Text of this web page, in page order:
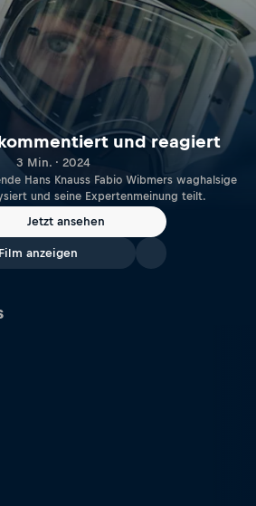
kommentiert und reagiert
3 Min. · 2024
Hans Knauss Fabio Wibmers waghalsige
und seine Expertenmeinung teilt.
Jetzt ansehen
Film anzeigen